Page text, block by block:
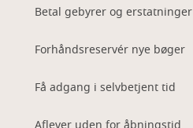
Betal gebyrer og erstatninger
Forhåndsreservér nye bøger
Få adgang i selvbetjent tid